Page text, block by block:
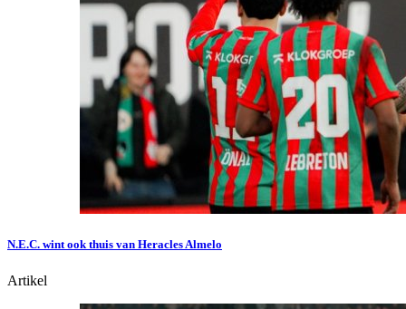
N.E.C. wint ook thuis van Heracles Almelo
Artikel